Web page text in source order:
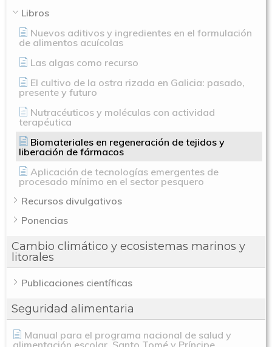
Libros
Nuevos aditivos y ingredientes en el formulación
de alimentos acuícolas
Las algas como recurso
El cultivo de la ostra rizada en Galicia: pasado,
presente y futuro
Nutracéuticos y moléculas con actividad
terapéutica
Biomateriales en regeneración de tejidos y
liberación de fármacos
Aplicación de tecnologías emergentes de
procesado mínimo en el sector pesquero
Recursos divulgativos
Ponencias
Cambio climático y ecosistemas marinos y
litorales
Publicaciones científicas
Seguridad alimentaria
Manual para el programa nacional de salud y
alimentación escolar. Santo Tomé y Príncipe